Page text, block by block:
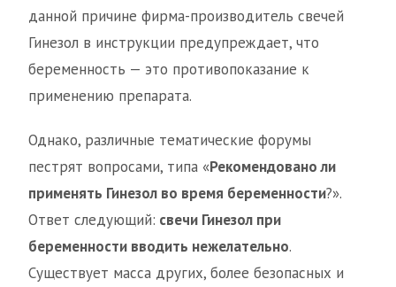
данной причине фирма-производитель свечей
Гинезол в инструкции предупреждает, что
беременность — это противопоказание к
применению препарата.
Однако, различные тематические форумы
пестрят вопросами, типа «Рекомендовано ли
применять Гинезол во время беременности?».
Ответ следующий: свечи Гинезол при
беременности вводить нежелательно.
Существует масса других, более безопасных и